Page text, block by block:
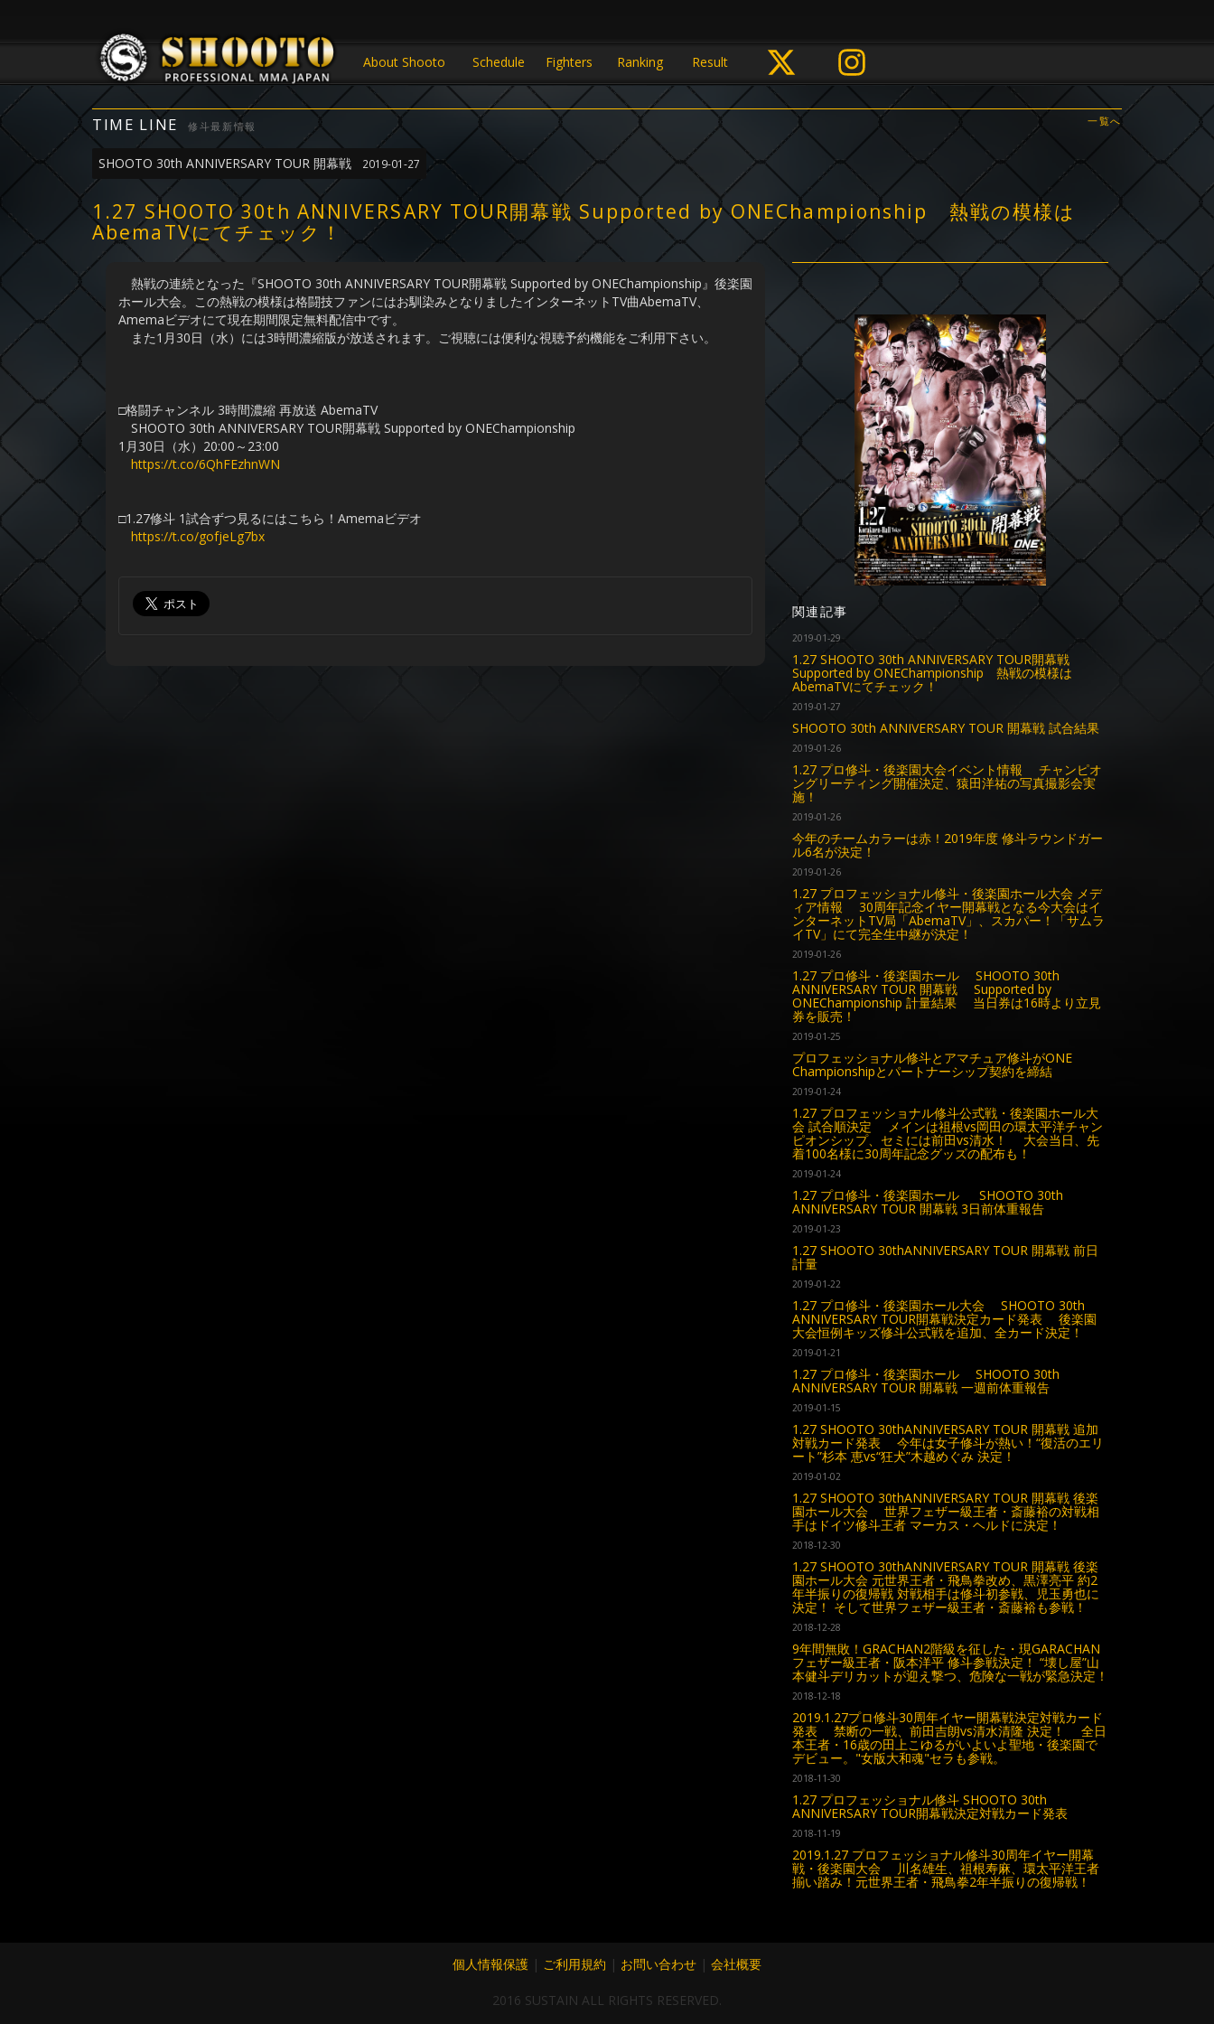
About Shooto Schedule Fighters Ranking Result
TIME LINE 修斗最新情報 一覧へ
SHOOTO 30th ANNIVERSARY TOUR 開幕戦 2019-01-27
1.27 SHOOTO 30th ANNIVERSARY TOUR開幕戦 Supported by ONEChampionship 熱戦の模様は
AbemaTVにてチェック！
熱戦の連続となった『SHOOTO 30th ANNIVERSARY TOUR開幕戦 Supported by ONEChampionship』後楽園
ホール大会。この熱戦の模様は格闘技ファンにはお馴染みとなりましたインターネットTV曲AbemaTV、
Amemaビデオにて現在期間限定無料配信中です。
また1月30日（水）には3時間濃縮版が放送されます。ご視聴には便利な視聴予約機能をご利用下さい。
□格闘チャンネル 3時間濃縮 再放送 AbemaTV
SHOOTO 30th ANNIVERSARY TOUR開幕戦 Supported by ONEChampionship
1月30日（水）20:00～23:00
https://t.co/6QhFEzhnWN
□1.27修斗 1試合ずつ見るにはこちら！Amemaビデオ
https://t.co/gofjeLg7bx
関連記事
2019-01-29
1.27 SHOOTO 30th ANNIVERSARY TOUR開幕戦
Supported by ONEChampionship 熱戦の模様は
AbemaTVにてチェック！
2019-01-27
SHOOTO 30th ANNIVERSARY TOUR 開幕戦 試合結果
2019-01-26
1.27 プロ修斗・後楽園大会イベント情報 チャンピオ
ングリーティング開催決定、猿田洋祐の写真撮影会実
施！
2019-01-26
今年のチームカラーは赤！2019年度 修斗ラウンドガー
ル6名が決定！
2019-01-26
1.27 プロフェッショナル修斗・後楽園ホール大会 メデ
ィア情報 30周年記念イヤー開幕戦となる今大会はイ
ンターネットTV局「AbemaTV」、スカパー！「サムラ
イTV」にて完全生中継が決定！
2019-01-26
1.27 プロ修斗・後楽園ホール SHOOTO 30th
ANNIVERSARY TOUR 開幕戦 Supported by
ONEChampionship 計量結果 当日券は16時より立見
券を販売！
2019-01-25
プロフェッショナル修斗とアマチュア修斗がONE
Championshipとパートナーシップ契約を締結
2019-01-24
1.27 プロフェッショナル修斗公式戦・後楽園ホール大
会 試合順決定 メインは祖根vs岡田の環太平洋チャン
ピオンシップ、セミには前田vs清水！ 大会当日、先
着100名様に30周年記念グッズの配布も！
2019-01-24
1.27 プロ修斗・後楽園ホール SHOOTO 30th
ANNIVERSARY TOUR 開幕戦 3日前体重報告
2019-01-23
1.27 SHOOTO 30thANNIVERSARY TOUR 開幕戦 前日
計量
2019-01-22
1.27 プロ修斗・後楽園ホール大会 SHOOTO 30th
ANNIVERSARY TOUR開幕戦決定カード発表 後楽園
大会恒例キッズ修斗公式戦を追加、全カード決定！
2019-01-21
1.27 プロ修斗・後楽園ホール SHOOTO 30th
ANNIVERSARY TOUR 開幕戦 一週前体重報告
2019-01-15
1.27 SHOOTO 30thANNIVERSARY TOUR 開幕戦 追加
対戦カード発表 今年は女子修斗が熱い！“復活のエリ
ート”杉本 恵vs“狂犬”木越めぐみ 決定！
2019-01-02
1.27 SHOOTO 30thANNIVERSARY TOUR 開幕戦 後楽
園ホール大会 世界フェザー級王者・斎藤裕の対戦相
手はドイツ修斗王者 マーカス・ヘルドに決定！
2018-12-30
1.27 SHOOTO 30thANNIVERSARY TOUR 開幕戦 後楽
園ホール大会 元世界王者・飛鳥拳改め、黒澤亮平 約2
年半振りの復帰戦 対戦相手は修斗初参戦、児玉勇也に
決定！ そして世界フェザー級王者・斎藤裕も参戦！
2018-12-28
9年間無敗！GRACHAN2階級を征した・現GARACHAN
フェザー級王者・阪本洋平 修斗参戦決定！ “壊し屋”山
本健斗デリカットが迎え撃つ、危険な一戦が緊急決定！
2018-12-18
2019.1.27プロ修斗30周年イヤー開幕戦決定対戦カード
発表 禁断の一戦、前田吉朗vs清水清隆 決定！ 全日
本王者・16歳の田上こゆるがいよいよ聖地・後楽園で
デビュー。"女版大和魂"セラも参戦。
2018-11-30
1.27 プロフェッショナル修斗 SHOOTO 30th
ANNIVERSARY TOUR開幕戦決定対戦カード発表
2018-11-19
2019.1.27 プロフェッショナル修斗30周年イヤー開幕
戦・後楽園大会 川名雄生、祖根寿麻、環太平洋王者
揃い踏み！元世界王者・飛鳥拳2年半振りの復帰戦！
個人情報保護 | ご利用規約 | お問い合わせ | 会社概要
2016 SUSTAIN ALL RIGHTS RESERVED.